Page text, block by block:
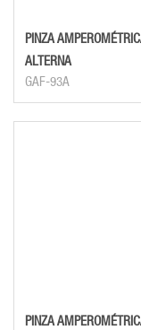
PINZA
ALTERNA
GAF-93A
PINZA